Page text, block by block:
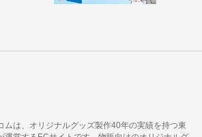
ムは、オリジナルグッズ製作40年の実績を持つ東